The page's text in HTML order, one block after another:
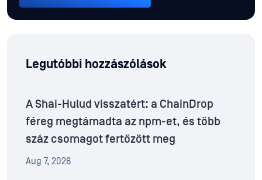
Legutóbbi hozzászólások
A Shai-Hulud visszatért: a ChainDrop
féreg megtámadta az npm-et, és több
száz csomagot fertőzött meg
Aug 7, 2026